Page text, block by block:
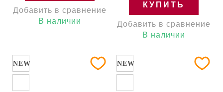
Добавить в сравнение
В наличии
КУПИТЬ
Добавить в сравнение
В наличии
NEW NEW